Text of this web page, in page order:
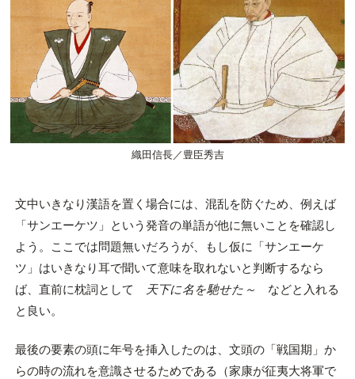
織田信長／豊臣秀吉
文中いきなり漢語を置く場合には、混乱を防ぐため、例えば
「サンエーケツ」という発音の単語が他に無いことを確認し
よう。ここでは問題無いだろうが、もし仮に「サンエーケ
ツ」はいきなり耳で聞いて意味を取れないと判断するなら
ば、直前に枕詞として
天下に名を馳せた～
などと入れる
と良い。
最後の要素の頭に年号を挿入したのは、文頭の「戦国期」か
らの時の流れを意識させるためである（家康が征夷大将軍で